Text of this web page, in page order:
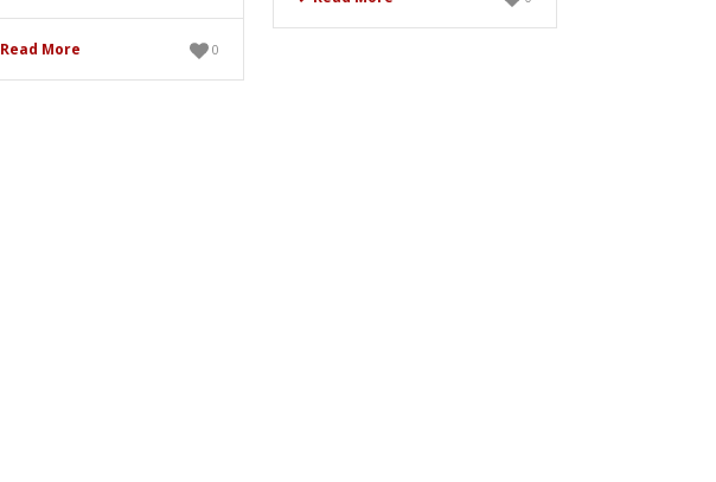
Read More 0